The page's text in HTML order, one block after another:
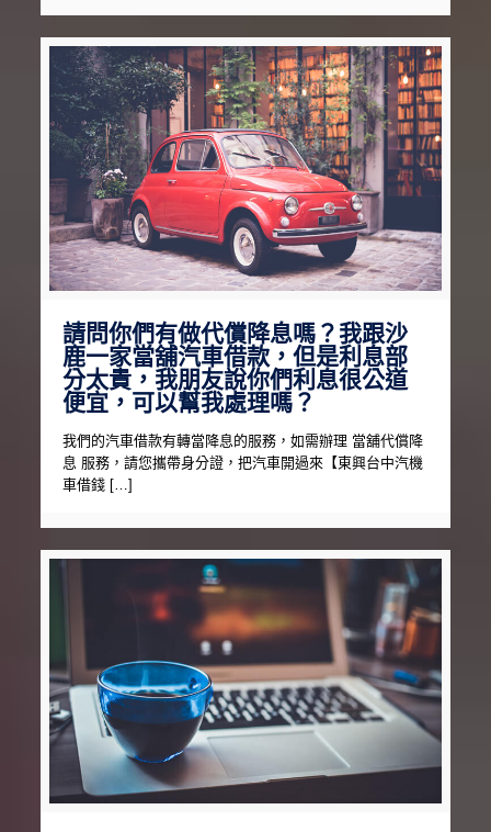
請問你們有做代償降息嗎？我跟沙
鹿一家當舖汽車借款，但是利息部
分太貴，我朋友說你們利息很公道
便宜，可以幫我處理嗎？
我們的汽車借款有轉當降息的服務，如需辦理 當舖代償降
息 服務，請您攜帶身分證，把汽車開過來【東興台中汽機
車借錢 […]